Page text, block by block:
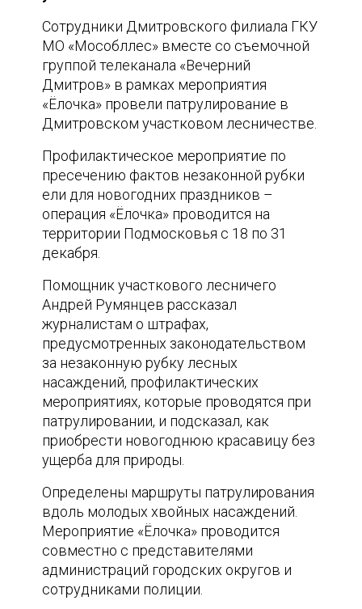
Сотрудники Дмитровского филиала ГКУ
МО «Мособллес» вместе со съемочной
группой телеканала «Вечерний
Дмитров» в рамках мероприятия
«Ёлочка» провели патрулирование в
Дмитровском участковом лесничестве.
Профилактическое мероприятие по
пресечению фактов незаконной рубки
ели для новогодних праздников –
операция «Ёлочка» проводится на
территории Подмосковья с 18 по 31
декабря.
Помощник участкового лесничего
Андрей Румянцев рассказал
журналистам о штрафах,
предусмотренных законодательством
за незаконную рубку лесных
насаждений, профилактических
мероприятиях, которые проводятся при
патрулировании, и подсказал, как
приобрести новогоднюю красавицу без
ущерба для природы.
Определены маршруты патрулирования
вдоль молодых хвойных насаждений.
Мероприятие «Ёлочка» проводится
совместно с представителями
администраций городских округов и
сотрудниками полиции.